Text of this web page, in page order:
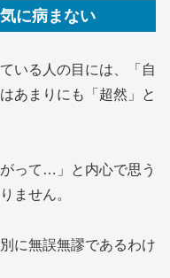
に病まない
いる人の目には、「自
あまりにも「超然」と
って…」と内心で思う
ません。
に無誤無謬であるわけ